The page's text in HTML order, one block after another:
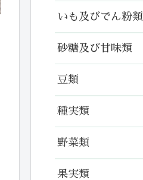
いも及びでん粉類
砂糖及び甘味類
豆類
種実類
野菜類
果実類